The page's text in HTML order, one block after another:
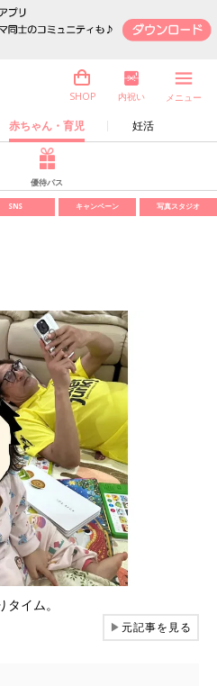
赤ちゃん・育児 妊活
SHOP 内祝い メニュー
優待パス
SNS キャンペーン 写真スタジオ
イム。
▶元記事を見る